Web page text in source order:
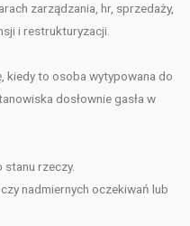
zarządzania, hr, sprzedaży,
i restrukturyzacji.
kiedy to osoba wytypowana do
dosłownie gasław
rzeczy.
nadmiernych oczekiwańlub